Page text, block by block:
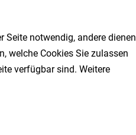
Seite notwendig, andere dienen
welche Cookies Sie zulassen
verfügbar sind. Weitere